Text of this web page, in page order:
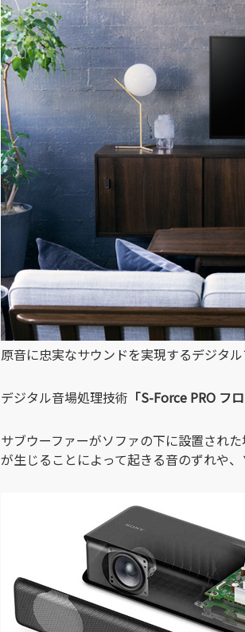
原音に忠実なサウンドを実現するデジタル
デジタル音場処理技術 「S-Force PRO フ
サブウーファーがソファの下に設置され
が生じることによって起きる音のずれや